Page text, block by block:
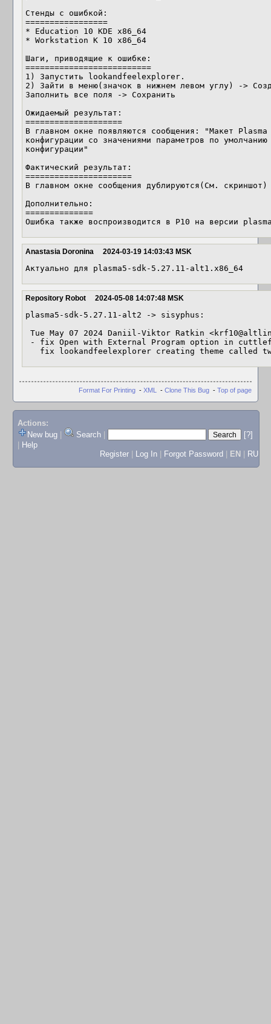
Стенды с ошибкой:
=================
* Education 10 KDE x86_64
* Workstation K 10 x86_64
Шаги, приводящие к ошибке:
==========================
1) Запустить lookandfeelexplorer.
2) Зайти в меню(значок в нижнем левом углу) ->
Заполнить все поля -> Сохранить
Ожидаемый результат:
====================
В главном окне появляются сообщения: "Макет
конфигурации со значениями параметров по
конфигурации"
Фактический результат:
======================
В главном окне сообщения дублируются(См. скриншот)
Дополнительно:
==============
Ошибка также воспроизводится в P10 на версии
Anastasia Doronina 2024-03-19 14:03:43 MSK
Актуально для plasma5-sdk-5.27.11-alt1.x86_64
Repository Robot 2024-05-08 14:07:48 MSK
plasma5-sdk-5.27.11-alt2 -> sisyphus:
fix lookandfeelexplorer creating theme called
Format For Printing - XML - Clone This Bug - Top of page
Actions:
New bug
Search
[?]
Help
Register
Log In Forgot Password EN RU